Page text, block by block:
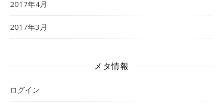
2017年4月
2017年3月
メタ情報
ログイン